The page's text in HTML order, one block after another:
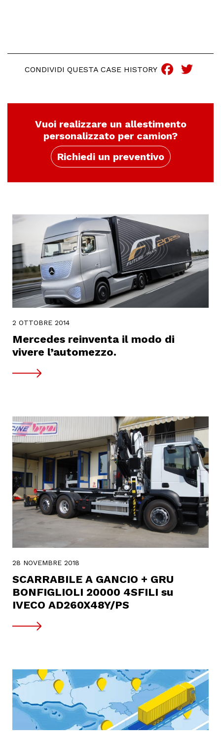
CONDIVIDI QUESTA CASE HISTORY
Vuoi realizzare un allestimento
personalizzato per camion?
Richiedi un preventivo
2 OTTOBRE 2014
Mercedes reinventa il modo di
vivere l’automezzo.
28 NOVEMBRE 2018
SCARRABILE A GANCIO + GRU
BONFIGLIOLI 20000 4SFILI su
IVECO AD260X48Y/PS